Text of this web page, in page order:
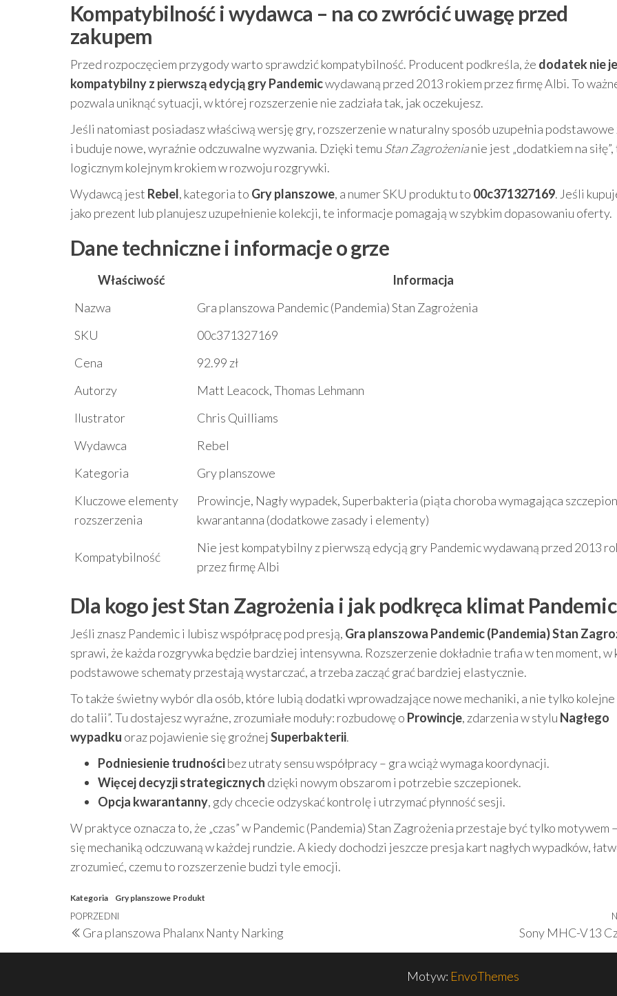
Kompatybilność i wydawca – na co zwrócić uwagę przed
zakupem
Przed rozpoczęciem przygody warto sprawdzić kompatybilność. Producent podkreśla, że dodatek nie
kompatybilny z pierwszą edycją gry Pandemicwydawaną przed 2013 rokiem przez firmę Albi. To
pozwala uniknąć sytuacji, w której rozszerzenie nie zadziała tak, jak oczekujesz.
Jeśli natomiast posiadasz właściwą wersję gry, rozszerzenie w naturalny sposób uzupełnia podstawowe
i buduje nowe, wyraźnie odczuwalne wyzwania. Dzięki temu Stan Zagrożenianie jest „dodatkiem na
logicznym kolejnym krokiem w rozwoju rozgrywki.
Wydawcą jest Rebel, kategoria to Gry planszowe, a numer SKU produktu to 00c371327169. Jeśli
jako prezent lub planujesz uzupełnienie kolekcji, te informacje pomagają w szybkim dopasowaniu oferty.
Dane techniczne i informacje o grze
Właściwość
Informacja
Nazwa
Gra planszowa Pandemic (Pandemia) Stan Zagrożenia
SKU
00c371327169
Cena
92.99 zł
Autorzy
Matt Leacock, Thomas Lehmann
Ilustrator
Chris Quilliams
Wydawca
Rebel
Kategoria
Gry planszowe
Kluczowe elementy
rozszerzenia
Prowincje, Nagły wypadek, Superbakteria (piąta choroba wymagająca
kwarantanna (dodatkowe zasady i elementy)
Kompatybilność
Nie jest kompatybilny z pierwszą edycją gry Pandemic wydawaną przed 2013
przez firmę Albi
Dla kogo jest Stan Zagrożenia i jak podkręca klimat Pandemic
Jeśli znasz Pandemic i lubisz współpracę pod presją, Gra planszowa Pandemic (Pandemia) Stan
sprawi, że każda rozgrywka będzie bardziej intensywna. Rozszerzenie dokładnie trafia w ten moment, w
podstawowe schematy przestają wystarczać, a trzeba zacząć grać bardziej elastycznie.
To także świetny wybór dla osób, które lubią dodatki wprowadzające nowe mechaniki, a nie tylko kolejne
do talii”. Tu dostajesz wyraźne, zrozumiałe moduły: rozbudowę o Prowincje, zdarzenia w stylu Nagłego
wypadku oraz pojawienie się groźnej Superbakterii.
Podniesienie trudnościbez utraty sensu współpracy – gra wciąż wymaga koordynacji.
Więcej decyzji strategicznych dzięki nowym obszarom i potrzebie szczepionek.
Opcja kwarantanny, gdy chcecie odzyskać kontrolę i utrzymać płynność sesji.
W praktyce oznacza to, że „czas” w Pandemic (Pandemia) Stan Zagrożenia przestaje być tylko motywem
się mechaniką odczuwaną w każdej rundzie. A kiedy dochodzi jeszcze presja kart nagłych wypadków,
zrozumieć, czemu to rozszerzenie budzi tyle emocji.
Kategoria Gry planszowe Produkt
Nawigacja
wpisu
Poprzedni
wpis
POPRZEDNI
Gra planszowa Phalanx Nanty Narking Sony MHC-V13
Motyw: EnvoThemes